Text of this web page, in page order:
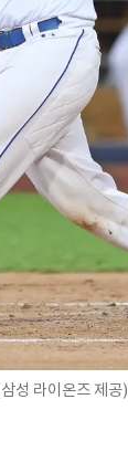
성 라이온즈 제공)